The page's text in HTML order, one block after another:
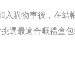
購物車後，在結
選最適合嘅禮盒